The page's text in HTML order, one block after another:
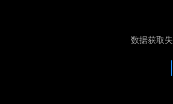
数据获取